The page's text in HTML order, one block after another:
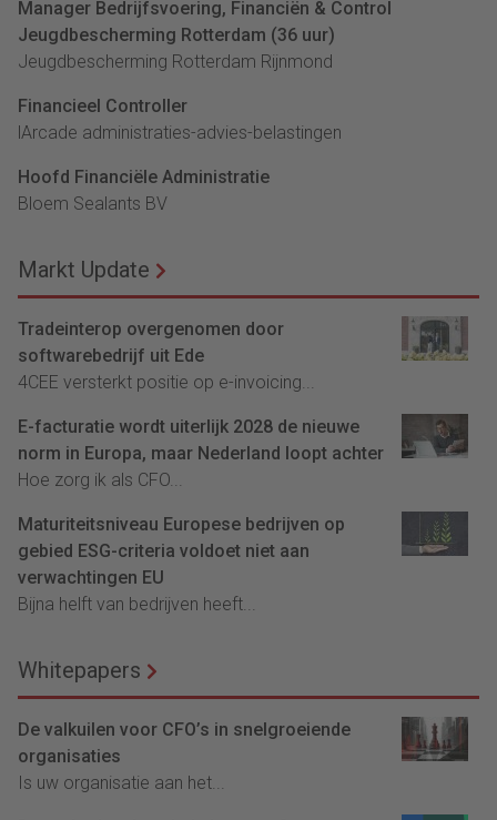
Manager Bedrijfsvoering, Financiën & Control
Jeugdbescherming Rotterdam (36 uur)
Jeugdbescherming Rotterdam Rijnmond
Financieel Controller
lArcade administraties-advies-belastingen
Hoofd Financiële Administratie
Bloem Sealants BV
Markt Update
Tradeinterop overgenomen door
softwarebedrijf uit Ede
4CEE versterkt positie op e-invoicing...
E-facturatie wordt uiterlijk 2028 de nieuwe
norm in Europa, maar Nederland loopt achter
Hoe zorg ik als CFO...
Maturiteitsniveau Europese bedrijven op
gebied ESG-criteria voldoet niet aan
verwachtingen EU
Bijna helft van bedrijven heeft...
Whitepapers
De valkuilen voor CFO’s in snelgroeiende
organisaties
Is uw organisatie aan het...